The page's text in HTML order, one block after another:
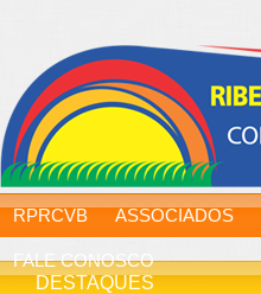
RPRCVB ASSOCIADOS
FALE CONOSCO
DESTAQUES